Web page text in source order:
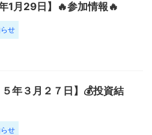
1月29日】🔥参加情報🔥
せ
５年３月２７日】💰投資結
せ